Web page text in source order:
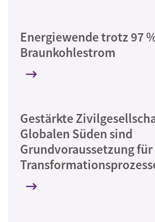
Energiewende trotz 97
Braunkohlestrom
Gestärkte
Globalen Süden sind
Grundvoraussetzung für